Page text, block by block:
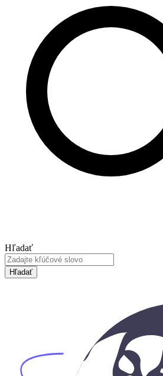
Hľadať
Hľadať